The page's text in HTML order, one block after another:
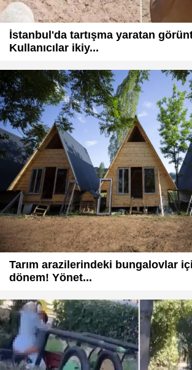
İstanbul'da tartışma yaratan
Kullanıcılar ikiy...
Tarım arazilerindeki bungalovlar
dönem! Yönet...